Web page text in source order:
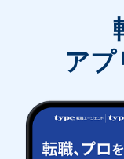
アプ